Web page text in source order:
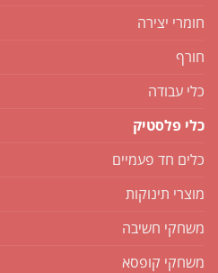
חומרי יצירה
חורף
כלי עבודה
כלי פלסטיק
כלים חד פעמיים
מוצרי תינוקות
משחקי חשיבה
משחקי קופסא